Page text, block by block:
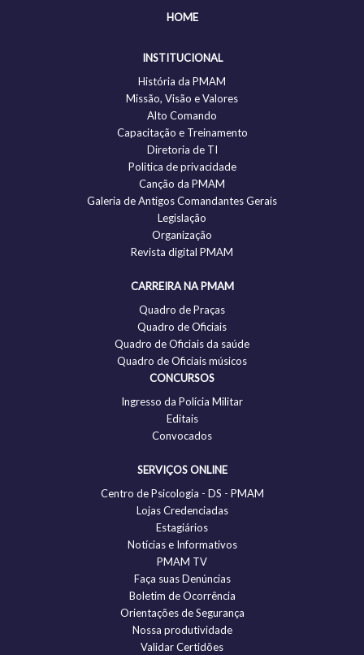
HOME
INSTITUCIONAL
História da PMAM
Missão, Visão e Valores
Alto Comando
Capacitação e Treinamento
Diretoria de TI
Politica de privacidade
Canção da PMAM
Galeria de Antigos Comandantes Gerais
Legislação
Organização
Revista digital PMAM
CARREIRA NA PMAM
Quadro de Praças
Quadro de Oficiais
Quadro de Oficiais da saúde
Quadro de Oficiais músicos
CONCURSOS
Ingresso da Polícia Militar
Editais
Convocados
SERVIÇOS ONLINE
Centro de Psicologia - DS - PMAM
Lojas Credenciadas
Estagiários
Notícias e Informativos
PMAM TV
Faça suas Denúncias
Boletim de Ocorrência
Orientações de Segurança
Nossa produtividade
Validar Certidões